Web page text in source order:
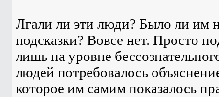
Лгали ли эти люди? Было ли им
подсказки? Вовсе нет. Просто
лишь на уровне
людей потребовалось
которое им самим показалось